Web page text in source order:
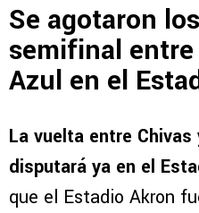
Se agotaron
semifinal entre
Azul en el
La vuelta entre Chivas
disputará ya en el
que el Estadio Akron